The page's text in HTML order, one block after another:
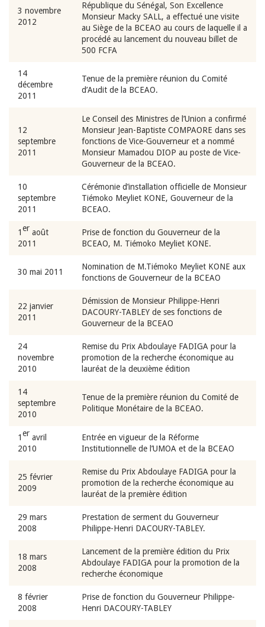
3 novembre
2012
République du Sénégal, Son Excellence
Monsieur Macky SALL, a effectué une visite
au Siège de la BCEAO au cours de laquelle il a
procédé au lancement du nouveau billet de
500 FCFA
14
décembre
2011
Tenue de la première réunion du Comité
d’Audit de la BCEAO.
12
septembre
2011
Le Conseil des Ministres de l’Union a confirmé
Monsieur Jean-Baptiste COMPAORE dans ses
fonctions de Vice-Gouverneur et a nommé
Monsieur Mamadou DIOP au poste de Vice-
Gouverneur de la BCEAO.
10
septembre
2011
Cérémonie d’installation officielle de Monsieur
Tiémoko Meyliet KONE, Gouverneur de la
BCEAO.
1er août
2011
Prise de fonction du Gouverneur de la
BCEAO, M. Tiémoko Meyliet KONE.
30 mai 2011
Nomination de M.Tiémoko Meyliet KONE aux
fonctions de Gouverneur de la BCEAO
22 janvier
2011
Démission de Monsieur Philippe-Henri
DACOURY-TABLEY de ses fonctions de
Gouverneur de la BCEAO
24
novembre
2010
Remise du Prix Abdoulaye FADIGA pour la
promotion de la recherche économique au
lauréat de la deuxième édition
14
septembre
2010
Tenue de la première réunion du Comité de
Politique Monétaire de la BCEAO.
1er avril
2010
Entrée en vigueur de la Réforme
Institutionnelle de l’UMOA et de la BCEAO
25 février
2009
Remise du Prix Abdoulaye FADIGA pour la
promotion de la recherche économique au
lauréat de la première édition
29 mars
2008
Prestation de serment du Gouverneur
Philippe-Henri DACOURY-TABLEY.
18 mars
2008
Lancement de la première édition du Prix
Abdoulaye FADIGA pour la promotion de la
recherche économique
8 février
2008
Prise de fonction du Gouverneur Philippe-
Henri DACOURY-TABLEY